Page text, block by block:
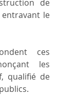
de
le
ces
les
qualifié de